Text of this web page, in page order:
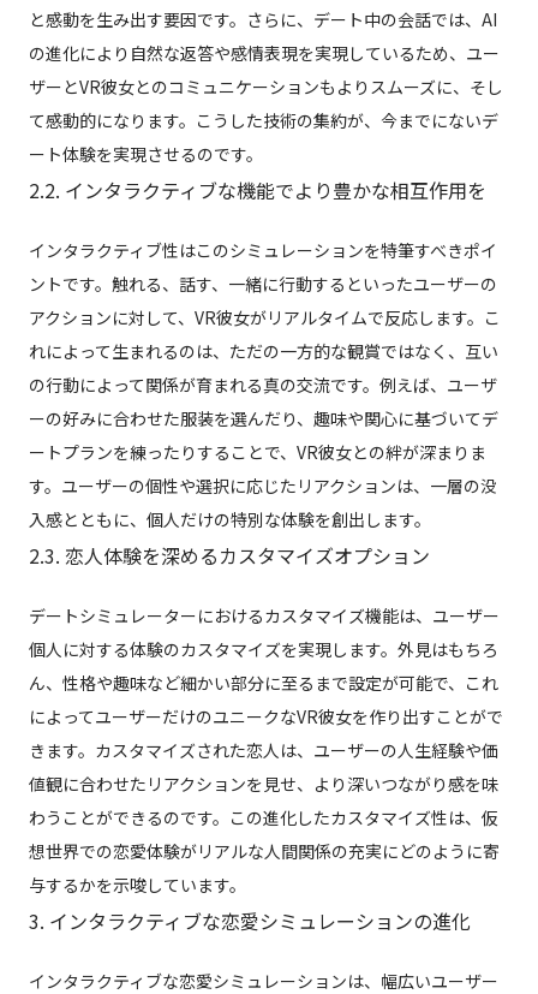
と感動を生み出す要因です。さらに、デート中の会話では、AI
の進化により自然な返答や感情表現を実現しているため、ユー
ザーとVR彼女とのコミュニケーションもよりスムーズに、そし
て感動的になります。こうした技術の集約が、今までにないデ
ート体験を実現させるのです。
2.2. インタラクティブな機能でより豊かな相互作用を
インタラクティブ性はこのシミュレーションを特筆すべきポイ
ントです。触れる、話す、一緒に行動するといったユーザーの
アクションに対して、VR彼女がリアルタイムで反応します。こ
れによって生まれるのは、ただの一方的な観賞ではなく、互い
の行動によって関係が育まれる真の交流です。例えば、ユーザ
ーの好みに合わせた服装を選んだり、趣味や関心に基づいてデ
ートプランを練ったりすることで、VR彼女との絆が深まりま
す。ユーザーの個性や選択に応じたリアクションは、一層の没
入感とともに、個人だけの特別な体験を創出します。
2.3. 恋人体験を深めるカスタマイズオプション
デートシミュレーターにおけるカスタマイズ機能は、ユーザー
個人に対する体験のカスタマイズを実現します。外見はもちろ
ん、性格や趣味など細かい部分に至るまで設定が可能で、これ
によってユーザーだけのユニークなVR彼女を作り出すことがで
きます。カスタマイズされた恋人は、ユーザーの人生経験や価
値観に合わせたリアクションを見せ、より深いつながり感を味
わうことができるのです。この進化したカスタマイズ性は、仮
想世界での恋愛体験がリアルな人間関係の充実にどのように寄
与するかを示唆しています。
3. インタラクティブな恋愛シミュレーションの進化
インタラクティブな恋愛シミュレーションは、幅広いユーザー